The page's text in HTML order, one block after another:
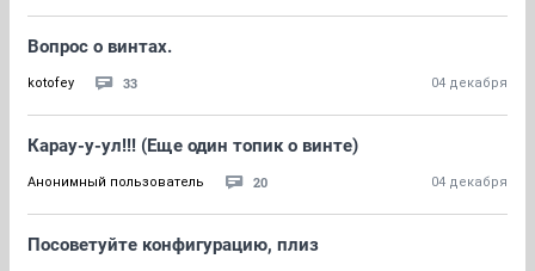
Вопрос о винтах.
kotofey 33 04 декабря
Карау-у-ул!!! (Еще один топик о винте)
Анонимный пользователь 20 04 декабря
Посоветуйте конфигурацию, плиз